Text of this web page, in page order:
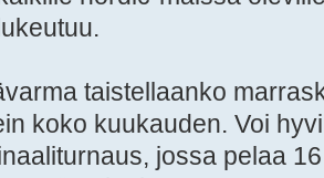
taistellaanko
koko kuukauden. Voi
jossa pelaa